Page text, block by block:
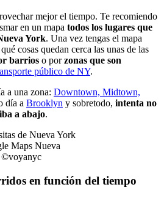
mejor el tiempo. Te recomiendo
en un mapa todos los lugares que
York. Una vez tengas el mapa
cosas quedan cerca las unas de las
barrios o porzonas que son
público de NY.
a una zona: Downtown, Midtown,
día a Brooklyn y sobretodo, intenta no
a abajo.
Maps Nueva
en función del tiempo